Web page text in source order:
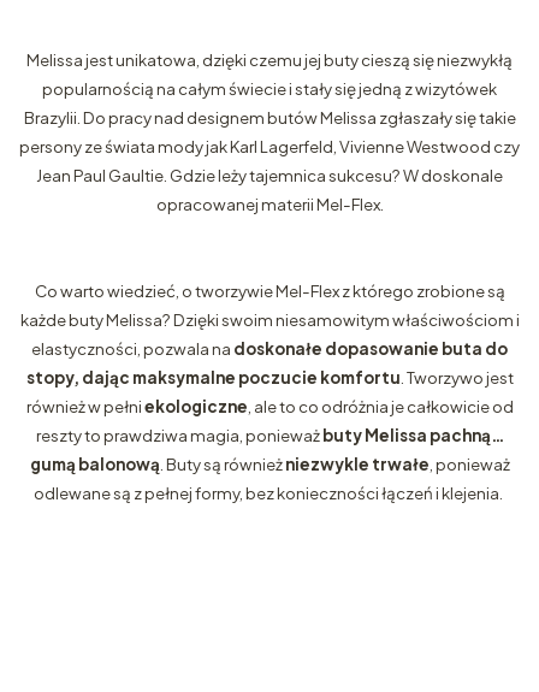
Melissa jest unikatowa, dzięki czemu jej buty cieszą się niezwykłą
popularnością na całym świecie i stały się jedną z wizytówek
Brazylii. Do pracy nad designem butów Melissa zgłaszały się takie
persony ze świata mody jak Karl Lagerfeld, Vivienne Westwood czy
Jean Paul Gaultie. Gdzie leży tajemnica sukcesu? W doskonale
opracowanej materii Mel-Flex.
Co warto wiedzieć, o tworzywie Mel-Flex z którego zrobione są
każde buty Melissa? Dzięki swoim niesamowitym właściwościom i
elastyczności, pozwala na doskonałe dopasowanie buta do
stopy, dając maksymalne poczucie komfortu . Tworzywo jest
również w pełniekologiczne , ale to co odróżnia je całkowicie od
reszty to prawdziwa magia, ponieważbuty Melissa pachną…
gumą balonową . Buty są równieżniezwykle trwałe , ponieważ
odlewane są z pełnej formy, bez konieczności łączeń i klejenia.